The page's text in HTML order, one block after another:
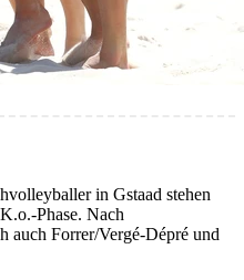
in Gstaad stehen
Phase. Nach
auch Forrer/Vergé-Dépré und